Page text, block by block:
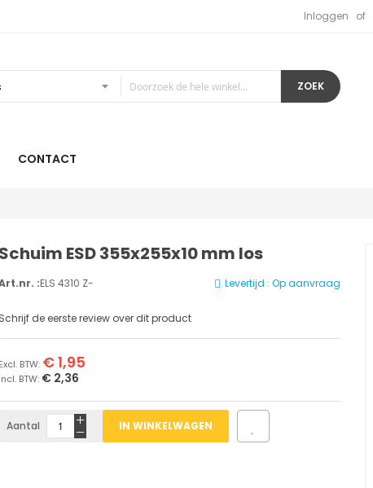
Inloggen
ZOEK
CONTACT
Schuim ESD 355x255x10 mm los
Levertijd : Op aanvraag
:ELS 4310 Z-
Schrijf de eerste review over dit product
€ 2,36
€ 1,95
Aantal IN WINKELWAGEN